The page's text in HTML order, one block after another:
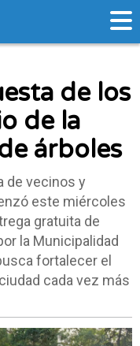
de los
de la
árboles
de vecinos y
este miércoles
gratuita de
la Municipalidad
fortalecer el
cada vez más